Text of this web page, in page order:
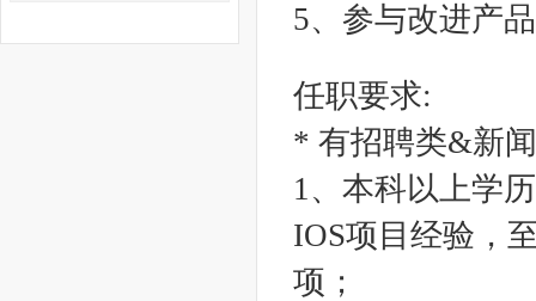
5、参与改进产
任职要求:
* 有招聘类&新
1、本科以上学
IOS项目经验，
项；